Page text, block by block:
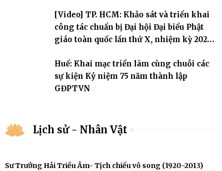
[Video] TP. HCM: Khảo sát và triển khai
công tác chuẩn bị Đại hội Đại biểu Phật
giáo toàn quốc lần thứ X, nhiệm kỳ 2026-
Huế: Khai mạc triển lãm cùng chuỗi các
sự kiện Kỷ niệm 75 năm thành lập
GĐPTVN
Lịch sử - Nhân Vật
Sư Trưởng Hải Triều Âm- Tịch chiếu vô song (1920-2013)